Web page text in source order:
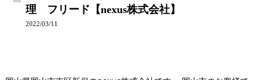
理 フリード【nexus株式会社】
2022/03/11